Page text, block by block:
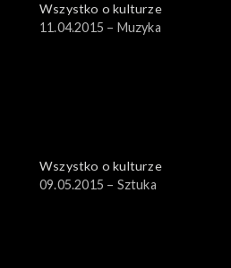
Wszystko o kulturze
11.04.2015 – Muzyka
Wszystko o kulturze
09.05.2015 – Sztuka